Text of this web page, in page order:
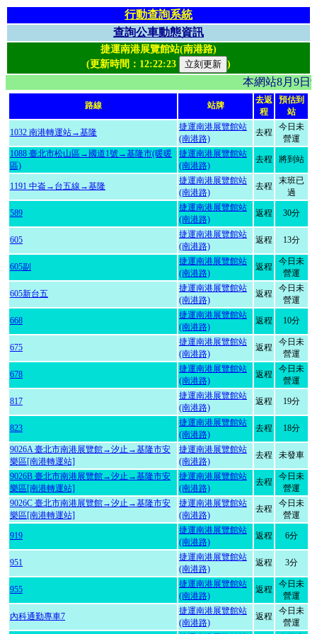
行動查詢系統
查詢公車動態資訊
捷運南港展覽館站(南港路)
(更新時間： 12:22:23 )
本網站8月9
路線 站牌
去返
程
預估到
站
1032 南港轉運站→基隆
捷運南港展覽館站
(南港路)
去程
今日未
營運
1088 臺北市松山區→國道1號→基隆市(暖暖
區)
捷運南港展覽館站
(南港路)
去程 將到站
1191 中崙→台五線→基隆
捷運南港展覽館站
(南港路)
去程
末班已
過
589
捷運南港展覽館站
(南港路)
返程 30分
605
捷運南港展覽館站
(南港路)
返程 13分
605副
捷運南港展覽館站
(南港路)
返程
今日未
營運
605新台五
捷運南港展覽館站
(南港路)
返程
今日未
營運
668
捷運南港展覽館站
(南港路)
返程 10分
675
捷運南港展覽館站
(南港路)
返程
今日未
營運
678
捷運南港展覽館站
(南港路)
返程
今日未
營運
817
捷運南港展覽館站
(南港路)
返程 19分
823
捷運南港展覽館站
(南港路)
去程 18分
9026A 臺北市南港展覽館→汐止→基隆市安
樂區[南港轉運站]
捷運南港展覽館站
(南港路)
去程 未發車
9026B 臺北市南港展覽館→汐止→基隆市安
樂區[南港轉運站]
捷運南港展覽館站
(南港路)
去程
今日未
營運
9026C 臺北市南港展覽館→汐止→基隆市安
樂區[南港轉運站]
捷運南港展覽館站
(南港路)
去程
今日未
營運
919
捷運南港展覽館站
(南港路)
返程 6分
951
捷運南港展覽館站
(南港路)
返程 3分
955
捷運南港展覽館站
(南港路)
返程
今日未
營運
內科通勤專車7
捷運南港展覽館站
(南港路)
返程
今日未
營運